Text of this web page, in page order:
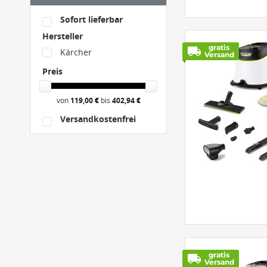
Sofort lieferbar
Hersteller
Kärcher
Preis
von 119,00 € bis 402,94 €
Versandkostenfrei
local_shipping
gratis
Versand
local_shipping
gratis
Versand